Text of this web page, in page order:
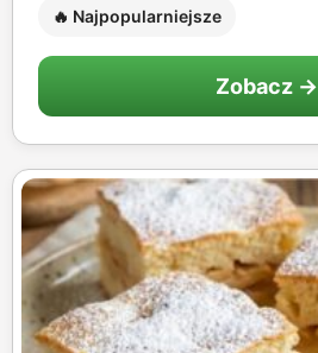
🔥 Najpopularniejsze
Zobacz →